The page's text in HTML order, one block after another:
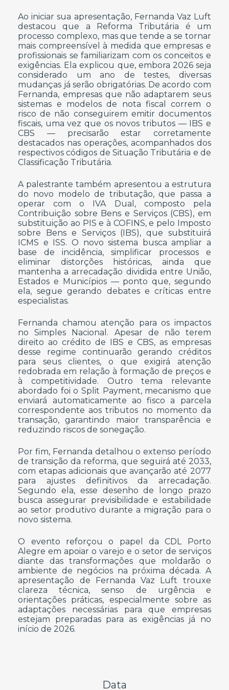
Ao iniciar sua apresentação, Fernanda Vaz Luft
destacou que a Reforma Tributária é um
processo complexo, mas que tende a se tornar
mais compreensível à medida que empresas e
profissionais se familiarizam com os conceitos e
exigências. Ela explicou que, embora 2026 seja
considerado um ano de testes, diversas
mudanças já serão obrigatórias. De acordo com
Fernanda, empresas que não adaptarem seus
sistemas e modelos de nota fiscal correm o
risco de não conseguirem emitir documentos
fiscais, uma vez que os novos tributos — IBS e
CBS — precisarão estar corretamente
destacados nas operações, acompanhados dos
respectivos códigos de Situação Tributária e de
Classificação Tributária.
A palestrante também apresentou a estrutura
do novo modelo de tributação, que passa a
operar com o IVA Dual, composto pela
Contribuição sobre Bens e Serviços (CBS), em
substituição ao PIS e à COFINS, e pelo Imposto
sobre Bens e Serviços (IBS), que substituirá
ICMS e ISS. O novo sistema busca ampliar a
base de incidência, simplificar processos e
eliminar distorções históricas, ainda que
mantenha a arrecadação dividida entre União,
Estados e Municípios — ponto que, segundo
ela, segue gerando debates e críticas entre
especialistas.
Fernanda chamou atenção para os impactos
no Simples Nacional. Apesar de não terem
direito ao crédito de IBS e CBS, as empresas
desse regime continuarão gerando créditos
para seus clientes, o que exigirá atenção
redobrada em relação à formação de preços e
à competitividade. Outro tema relevante
abordado foi o Split Payment, mecanismo que
enviará automaticamente ao fisco a parcela
correspondente aos tributos no momento da
transação, garantindo maior transparência e
reduzindo riscos de sonegação.
Por fim, Fernanda detalhou o extenso período
de transição da reforma, que seguirá até 2033,
com etapas adicionais que avançarão até 2077
para ajustes definitivos da arrecadação.
Segundo ela, esse desenho de longo prazo
busca assegurar previsibilidade e estabilidade
ao setor produtivo durante a migração para o
novo sistema.
O evento reforçou o papel da CDL Porto
Alegre em apoiar o varejo e o setor de serviços
diante das transformações que moldarão o
ambiente de negócios na próxima década. A
apresentação de Fernanda Vaz Luft trouxe
clareza técnica, senso de urgência e
orientações práticas, especialmente sobre as
adaptações necessárias para que empresas
estejam preparadas para as exigências já no
início de 2026.
Data